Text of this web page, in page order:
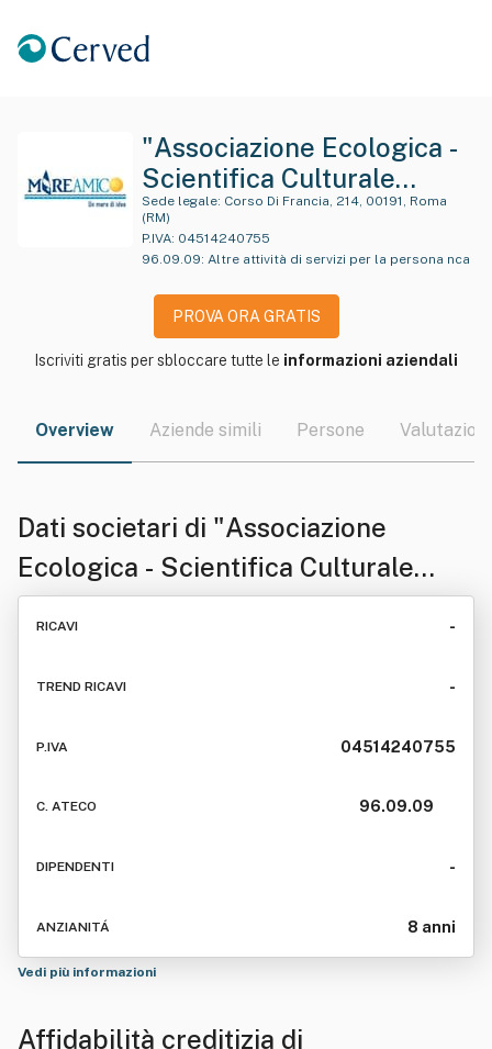
"Associazione Ecologica -
Scientifica Culturale
Mareamico - Onlus "
Sede legale:
(RM)
P.IVA: 04514240755
96.09.09: Altre attività di servizi per la persona nca
PROVA ORA GRATIS
Iscriviti gratis per sbloccare tutte le informazioni aziendali
Overview Aziende simili Persone Valutazioni
Dati societari di "Associazione
Ecologica - Scientifica Culturale
Mareamico - Onlus "
RICAVI -
TREND RICAVI -
P.IVA 04514240755
C. ATECO 96.09.09
DIPENDENTI -
ANZIANITÁ 8 anni
Vedi più informazioni
Affidabilità creditizia di